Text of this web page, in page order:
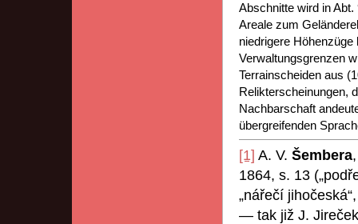
Abschnitte wird in
Areale zum
niedrigere
Verwaltungsgrenzen
Terrainscheiden aus
Relikterscheinungen,
Nachbarschaft
übergreifenden
[1] A. V. Šembera
1864, s. 13
„nářečí
— tak již J.